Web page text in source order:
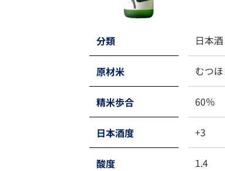
分類 日本酒
原材米 むつ
精米歩合 60％
日本酒度 +3
酸度 1.4